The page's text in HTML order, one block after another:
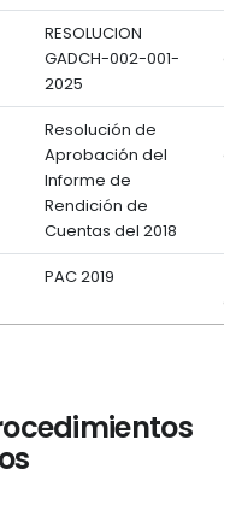
RESOLUCION
GADCH-002-001-
2025
Resolución de
Aprobación del
Informe de
Rendición de
Cuentas del 2018
PAC 2019